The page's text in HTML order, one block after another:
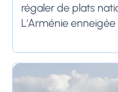
régaler de plats
L'Arménie
connaît deux
opposées : un été